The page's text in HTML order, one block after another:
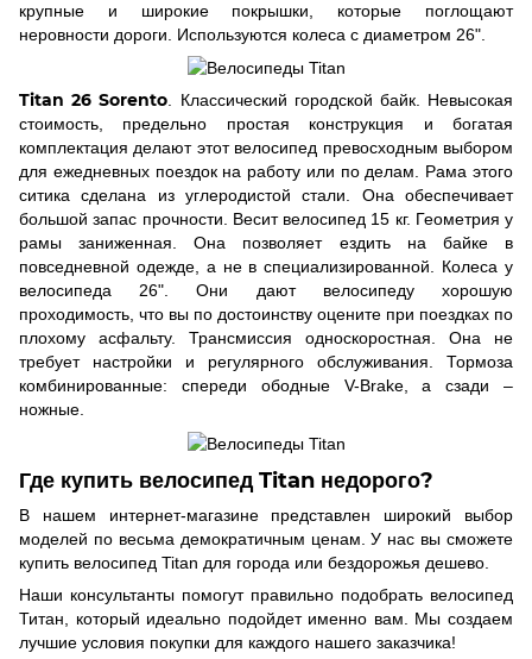
крупные и широкие покрышки, которые поглощают
неровности дороги. Используются колеса с диаметром 26".
Titan 26 Sorento. Классический городской байк. Невысокая
стоимость, предельно простая конструкция и богатая
комплектация делают этот велосипед превосходным выбором
для ежедневных поездок на работу или по делам. Рама этого
ситика сделана из углеродистой стали. Она обеспечивает
большой запас прочности. Весит велосипед 15 кг. Геометрия у
рамы заниженная. Она позволяет ездить на байке в
повседневной одежде, а не в специализированной. Колеса у
велосипеда 26". Они дают велосипеду хорошую
проходимость, что вы по достоинству оцените при поездках по
плохому асфальту. Трансмиссия односкоростная. Она не
требует настройки и регулярного обслуживания. Тормоза
комбинированные: спереди ободные V-Brake, а сзади –
ножные.
Где купить велосипед Titan недорого?
В нашем интернет-магазине представлен широкий выбор
моделей по весьма демократичным ценам. У нас вы сможете
купить велосипед Titan для города или бездорожья дешево.
Наши консультанты помогут правильно подобрать велосипед
Титан, который идеально подойдет именно вам. Мы создаем
лучшие условия покупки для каждого нашего заказчика!